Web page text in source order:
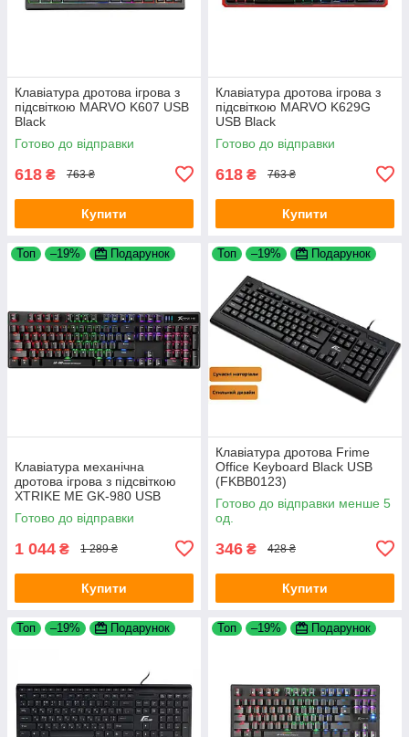
Клавіатура дротова ігрова з
підсвіткою MARVO K607 USB
Black
Готово до відправки
618 ₴ 763 ₴
Купити
Клавіатура дротова ігрова з
підсвіткою MARVO K629G
USB Black
Готово до відправки
618 ₴ 763 ₴
Купити
Топ –19% Подарунок
Клавіатура механічна
дротова ігрова з підсвіткою
XTRIKE ME GK-980 USB
Black
Готово до відправки
1 044 ₴ 1 289 ₴
Купити
Топ –19% Подарунок
Клавіатура дротова Frime
Office Keyboard Black USB
(FKBB0123)
Готово до відправки менше 5
од.
346 ₴ 428 ₴
Купити
Топ –19% Подарунок Топ –19% Подарунок